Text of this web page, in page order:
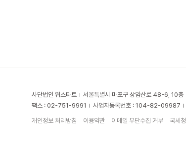
사단법인 위스타트 서울특별시 마포구 상암산로 48-6, 10층
팩스 : 02-751-9991
사업자등록번호 : 104-82-09987
개인정보 처리방침 이용약관 이메일 무단수집 거부 국세청